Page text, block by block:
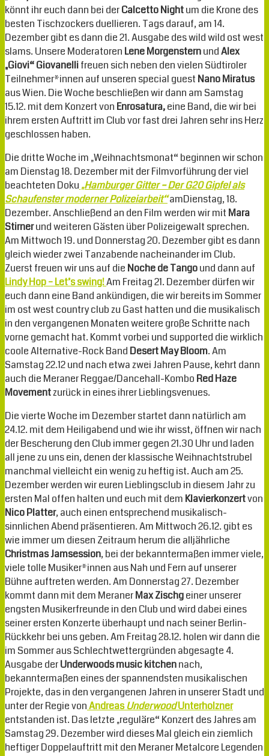
könnt ihr euch dann bei derCalcetto Nightum die Krone des
besten Tischzockers duellieren. Tags darauf, am 14.
Dezember gibt es dann die 21. Ausgabe des wild wild ost west
slams. Unsere Moderatoren Lene MorgensternundAlex
„Giovi“ Giovanellifreuen sich neben den vielen Südtiroler
Teilnehmer*innen auf unseren special guest Nano Miratus
aus Wien. Die Woche beschließen wir dann am Samstag
15.12. mit dem Konzert von Enrosatura,eine Band, die wir bei
ihrem ersten Auftritt im Club vor fast drei Jahren sehr ins Herz
geschlossen haben.
Die dritte Woche im „Weihnachtsmonat“ beginnen wir schon
am Dienstag 18. Dezember mit der Filmvorführung der viel
beachteten Doku „Hamburger Gitter –Der G20 Gipfel als
Schaufenster moderner Polizeiarbeit“amDienstag, 18.
Dezember. Anschließend an den Film werden wir mit Mara
Stirnerund weiteren Gästen über Polizeigewalt sprechen.
Am Mittwoch 19. und Donnerstag 20. Dezember gibt es dann
gleich wieder zwei Tanzabende nacheinander im Club.
Zuerst freuen wir uns auf die Noche de Tangound dann auf
Lindy Hop – Let’s swing!Am Freitag 21. Dezember dürfen wir
euch dann eine Band ankündigen, die wir bereits im Sommer
im ost west country club zu Gast hatten und die musikalisch
in den vergangenen Monaten weitere große Schritte nach
vorne gemacht hat. Kommt vorbei und supported die wirklich
coole Alternative-Rock Band Desert May Bloom. Am
Samstag 22.12 und nach etwa zwei Jahren Pause, kehrt dann
auch die Meraner Reggae/Dancehall-Kombo Red Haze
Movementzurück in eines ihrer Lieblingsvenues.
Die vierte Woche im Dezember startet dann natürlich am
24.12. mit dem Heiligabend und wie ihr wisst, öffnen wir nach
der Bescherung den Club immer gegen 21.30 Uhr und laden
all jene zu uns ein, denen der klassische Weihnachtstrubel
manchmal vielleicht ein wenig zu heftig ist. Auch am 25.
Dezember werden wir euren Lieblingsclub in diesem Jahr zu
ersten Mal offen halten und euch mit dem Klavierkonzertvon
Nico Platter, auch einen entsprechend musikalisch-
sinnlichen Abend präsentieren. Am Mittwoch 26.12. gibt es
wie immer um diesen Zeitraum herum die alljährliche
Christmas Jamsession, bei der bekanntermaßen immer viele,
viele tolle Musiker*innen aus Nah und Fern auf unserer
Bühne auftreten werden. Am Donnerstag 27. Dezember
kommt dann mit dem MeranerMax Zischgeiner unserer
engsten Musikerfreunde in den Club und wird dabei eines
seiner ersten Konzerte überhaupt und nach seiner Berlin-
Rückkehr bei uns geben. Am Freitag 28.12. holen wir dann die
im Sommer aus Schlechtwettergründen abgesagte 4.
Ausgabe derUnderwoods music kitchennach,
bekanntermaßen eines der spannendsten musikalischen
Projekte, das in den vergangenen Jahren in unserer Stadt und
unter der Regie vonAndreasUnderwoodUnterholzner
entstanden ist. Das letzte „reguläre“ Konzert des Jahres am
Samstag 29. Dezember wird dieses Mal gleich ein ziemlich
heftiger Doppelauftritt mit den Meraner Metalcore Legenden